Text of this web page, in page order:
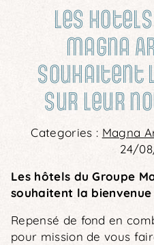
Les
Magna
souhaitent
sur leur
Categories : Magna
24/
Les hôtels du Groupe
souhaitent la
Repensé de fond en
pour mission de vous